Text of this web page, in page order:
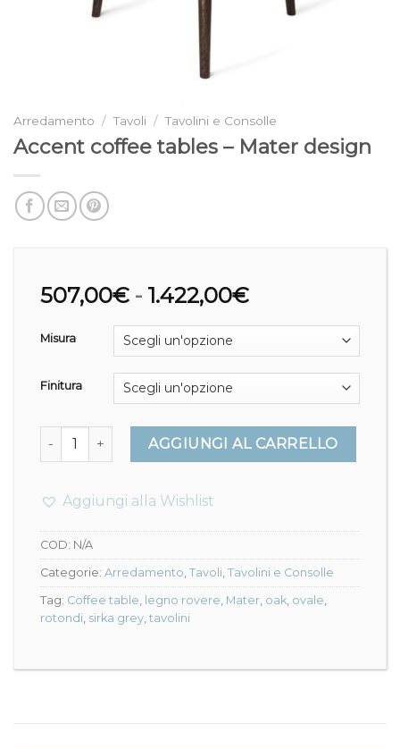
Arredamento / Tavoli / Tavolini e Consolle
Accent coffee tables – Mater design
507,00€ - 1.422,00€Fascia
da
507,00€
a
1.422,00€
Misura
Finitura
Accent coffee tables - Mater design quantità
AGGIUNGI AL CARRELLO
Aggiungi alla Wishlist
COD: N/A
Categorie: Arredamento Tavoli Tavolini e Consolle
Tag: Coffee table legno rovere Mater oak ovale
rotondi sirka grey tavolini